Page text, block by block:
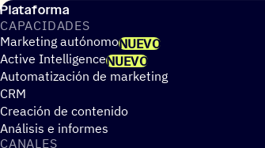
Plataforma
CAPA­CI­DA­DES
Marketing autónomoNUEVO
Active IntelligenceNUEVO
Automatización de marketing
CRM
Creación de contenido
Análisis e informes
CANALES